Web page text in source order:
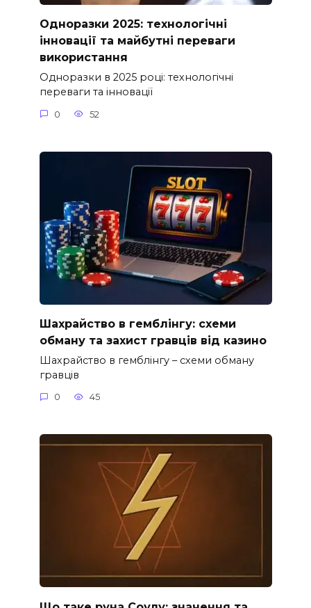
Одноразки 2025: технологічні
інновації та майбутні переваги
використання
Одноразки в 2025 році: технологічні
переваги та інновації
0 52
Шахрайство в гемблінгу: схеми
обману та захист гравців від казино
Шахрайство в гемблінгу – схеми обману
гравців
0 45